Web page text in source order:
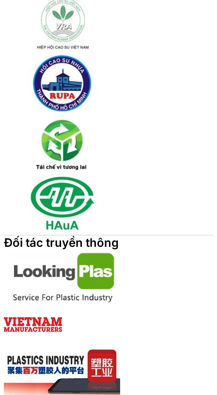
Đối tác truyền thông